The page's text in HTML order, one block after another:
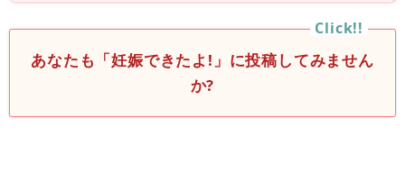
あなたも「妊娠できたよ!」に投稿してみません
か?